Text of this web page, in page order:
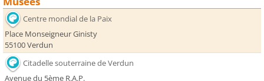
Centre mondial de la Paix
Place Monseigneur Ginisty
55100 Verdun
Citadelle souterraine de Verdun
Avenue du 5ème R.A.P.